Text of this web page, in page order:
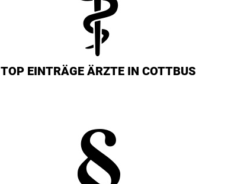
TOP EINTRÄGE ÄRZTE IN COTTBUS